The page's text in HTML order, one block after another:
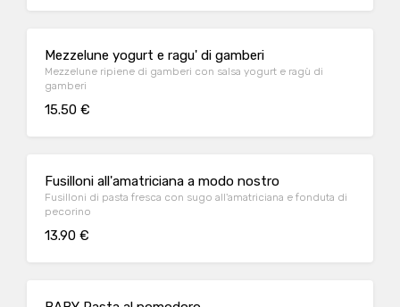
Mezzelune yogurt e ragu' di gamberi
Mezzelune ripiene di gamberi con salsa yogurt e ragù di
gamberi
15.50 €
Fusilloni all'amatriciana a modo nostro
Fusilloni di pasta fresca con sugo all'amatriciana e fonduta di
pecorino
13.90 €